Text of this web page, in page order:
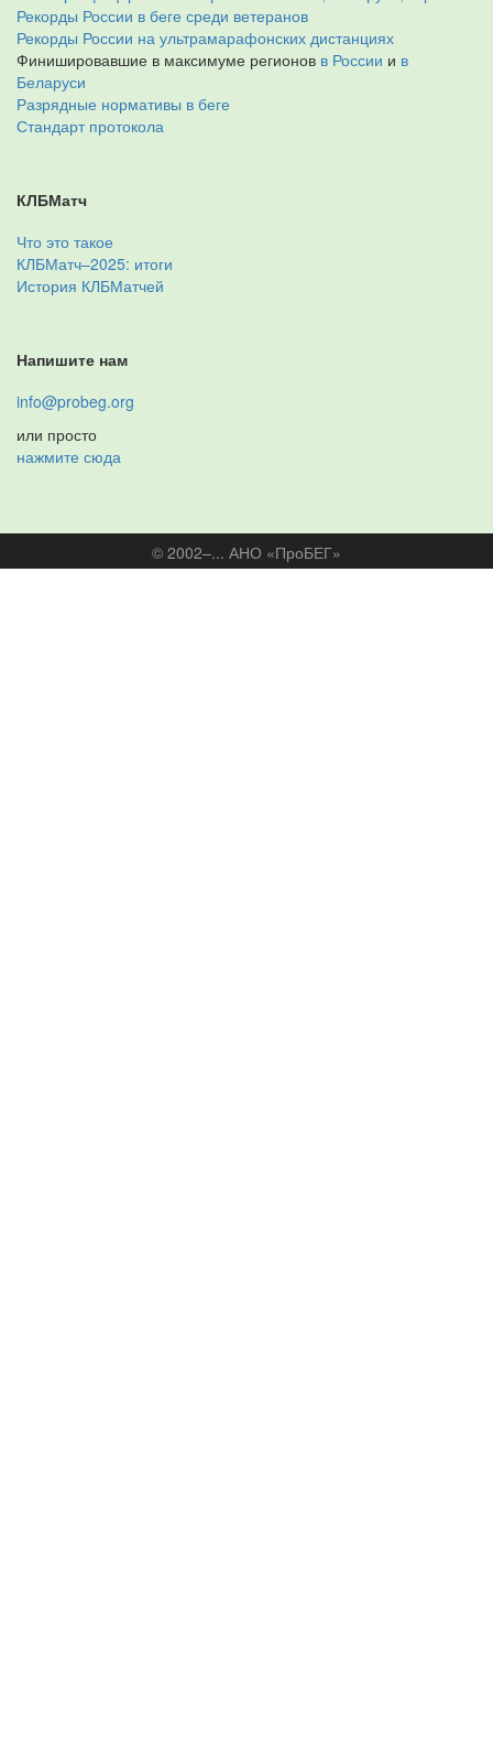
Рекорды России в беге среди ветеранов
Рекорды России на ультрамарафонских дистанциях
Финишировавшие в максимуме регионов в России и в
Беларуси
Разрядные нормативы в беге
Стандарт протокола
КЛБМатч
Что это такое
КЛБМатч–2025: итоги
История КЛБМатчей
Напишите нам
info@probeg.org
или просто
нажмите сюда
© 2002–... АНО «ПроБЕГ»